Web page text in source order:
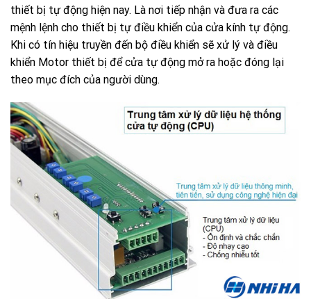
thiết bị tự động hiện nay. Là nơi tiếp nhận và đưa ra các
mệnh lệnh cho thiết bị tự điều khiển của cửa kính tự động.
Khi có tín hiệu truyền đến bộ điều khiển sẽ xử lý và điều
khiển Motor thiết bị để cửa tự động mở ra hoặc đóng lại
theo mục đích của người dùng.